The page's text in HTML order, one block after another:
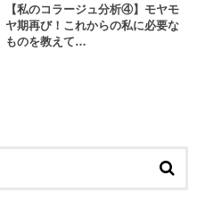
【私のコラージュ分析④】モヤモ
ヤ期再び！これからの私に必要な
ものを教えて…